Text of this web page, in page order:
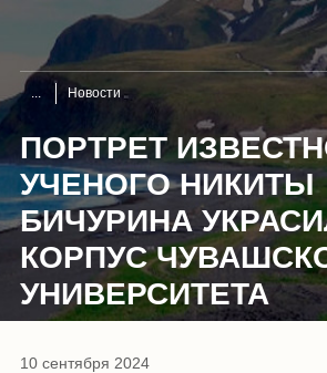
Новости
ПОРТРЕТ
УЧЕНОГО НИКИТЫ
БИЧУРИНА
КОРПУС
УНИВЕРСИТЕТА
10 сентября 2024